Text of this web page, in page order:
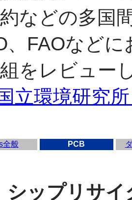
などの多国
、FAOなど
をレビュー
立環境研究
全般 PCB
ップリサイ